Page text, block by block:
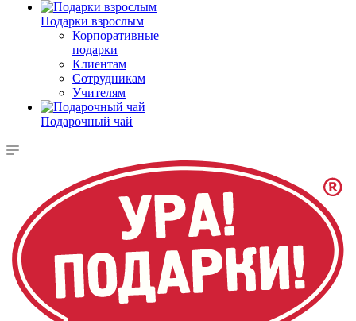
Подарки взрослым
Корпоративные
подарки
Клиентам
Сотрудникам
Учителям
Подарочный чай